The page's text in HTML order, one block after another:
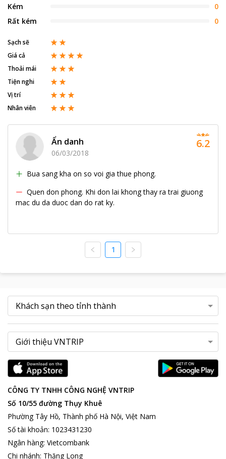
Kém
0
Rất kém
0
Sạch sẽ
Giá cả
Thoải mái
Tiện nghi
Vị trí
Nhân viên
Ẩn danh
06/03/2018
Bua sang kha on so voi gia thue phong.
Quen don phong. Khi don lai khong thay ra trai giuong
mac du da duoc dan do rat ky.
6.2
1
CÔNG TY TNHH CÔNG NGHỆ VNTRIP
Số 10/55 đường Thụy Khuê
Phường Tây Hồ, Thành phố Hà Nội, Việt Nam
Số tài khoản: 1023431230
Ngân hàng: Vietcombank
Chi nhánh: Thăng Long